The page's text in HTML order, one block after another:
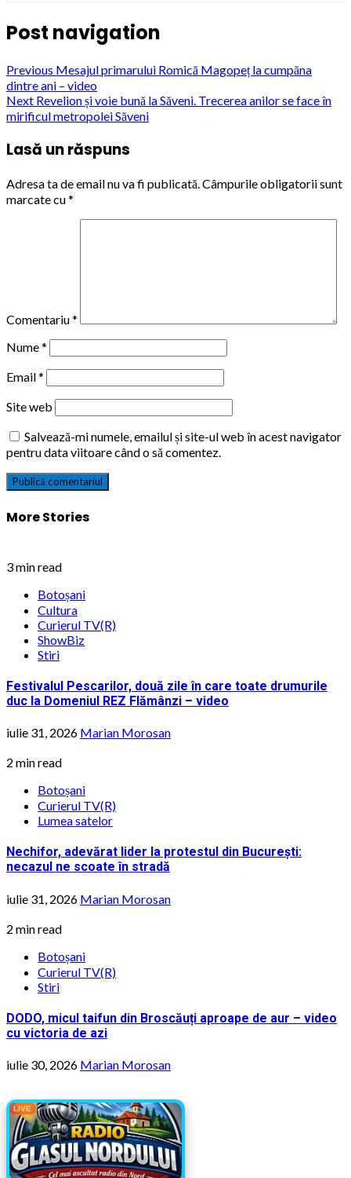
Post navigation
Previous Mesajul primarului Romică Magopeț la cumpăna
dintre ani – video
Next Revelion și voie bună la Săveni. Trecerea anilor se face în
mirificul metropolei Săveni
Lasă un răspuns
Adresa ta de email nu va fi publicată.Câmpurile obligatorii sunt
marcate cu*
Comentariu*
Nume*
Email*
Site web
Salvează-mi numele, emailul și site-ul web în acest navigator
pentru data viitoare când o să comentez.
More Stories
3 min read
Botoșani
Cultura
Curierul TV(R)
ShowBiz
Stiri
Festivalul Pescarilor, două zile în care toate drumurile
duc la Domeniul REZ Flămânzi – video
iulie 31, 2026 Marian Morosan
2 min read
Botoșani
Curierul TV(R)
Lumea satelor
Nechifor, adevărat lider la protestul din București:
necazul ne scoate în stradă
iulie 31, 2026 Marian Morosan
2 min read
Botoșani
Curierul TV(R)
Stiri
DODO, micul taifun din Broscăuți aproape de aur – video
cu victoria de azi
iulie 30, 2026 Marian Morosan
LIVE